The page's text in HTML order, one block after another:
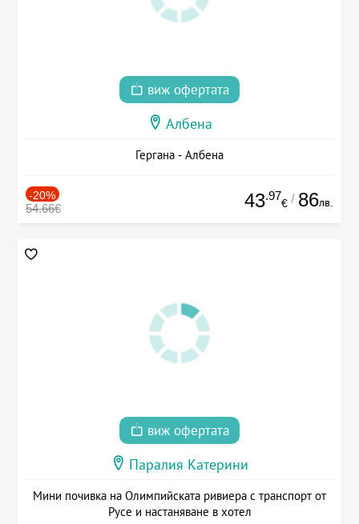
виж офертата
Албена
Гергана - Албена
-20%
54.66€ 43.97
€ / 86лв.
виж офертата
Паралия Катерини
Мини почивка на Олимпийската ривиера с транспорт от
Русе и настаняване в хотел